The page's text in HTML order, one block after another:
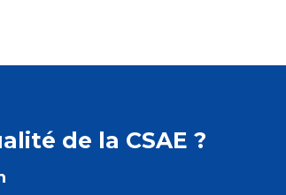
de la CSAE ?